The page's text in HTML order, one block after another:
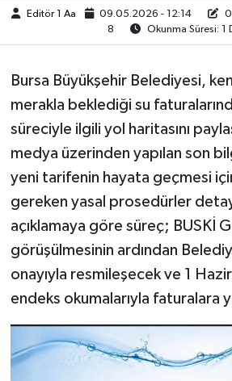
Editör 1 Aa 09.05.2026 - 12:14
8
Okunma Süresi: 1
Bursa Büyükşehir Belediyesi,
merakla beklediği su
süreciyle ilgili yol haritasını
medya üzerinden yapılan son
yeni tarifenin hayata geçmesi için
gereken yasal prosedürler
açıklamaya göre süreç; BUSKİ
görüşülmesinin ardından
onayıyla resmileşecek ve 1
endeks okumalarıyla faturalara